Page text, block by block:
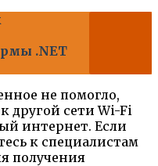
.NET
не помогло,
другой сети Wi-Fi
интернет. Если
к специалистам
получения